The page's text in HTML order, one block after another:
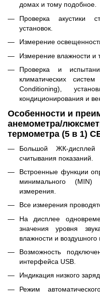
домах и тому подобное.
Проверка акустики
установок.
Измерение
Измерение влажности и
Проверка и
климатических
Conditioning),
кондиционирования и
Особенности и
анемометра/
термометра (5 в 1)
Большой ЖК-
считывания показаний.
Встроенные функции
минимального
измерения.
Все измерения
На дисплее
значения уровня
влажности и воздушного
Возможность
интерфейса USB.
Индикация низкого
Режим